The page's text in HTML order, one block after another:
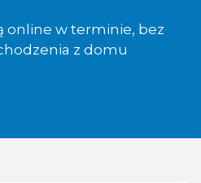
online w terminie, bez
z domu